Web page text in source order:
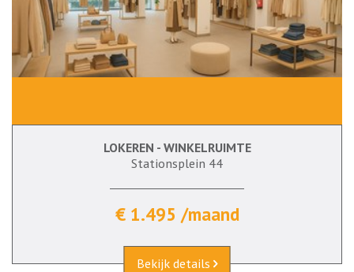
LOKEREN - WINKELRUIMTE
Stationsplein 44
€ 1.495 /maand
Bekijk details